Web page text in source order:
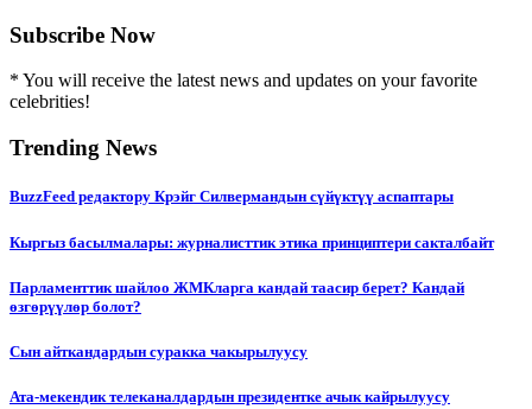
Subscribe Now
* You will receive the latest news and updates on your favorite
celebrities!
Trending News
BuzzFeed редактору Крэйг Силвермандын сүйүктүү аспаптары
Кыргыз басылмалары: журналисттик этика принциптери сакталбайт
Парламенттик шайлоо ЖМКларга кандай таасир берет? Кандай
өзгөрүүлөр болот?
Сын айткандардын суракка чакырылуусу
Ата-мекендик телеканалдардын президентке ачык кайрылуусу